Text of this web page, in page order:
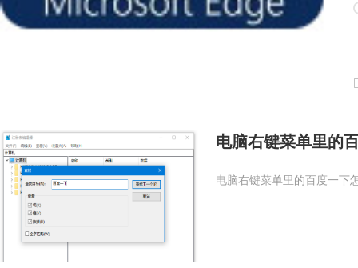
电脑右键菜单里的
电脑右键菜单里的百度一下